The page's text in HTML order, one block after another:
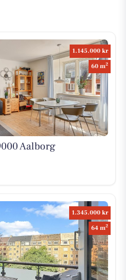
1.145.000 kr
60 m2
Aalborg
1.345.000 kr
64 m2